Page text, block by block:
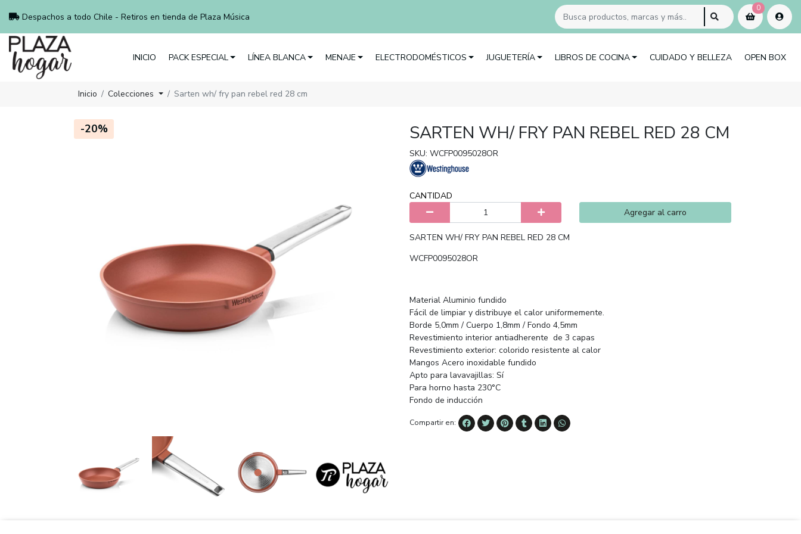
Despachos a todo Chile - Retiros en tienda de Plaza Música
0
INICIO PACK ESPECIAL LÍNEA BLANCA MENAJE ELECTRODOMÉSTICOS JUGUETERÍA LIBROS DE COCINA CUIDADO Y BELLEZA OPEN BOX
Inicio Colecciones Sarten wh/ fry pan rebel red 28 cm
-20% SARTEN WH/ FRY PAN REBEL RED 28 CM
SKU: WCFP0095028OR
CANTIDAD
Agregar al carro
SARTEN WH/ FRY PAN REBEL RED 28 CM
WCFP0095028OR
Material Aluminio fundido
Fácil de limpiar y distribuye el calor uniformemente.
Borde 5,0mm / Cuerpo 1,8mm / Fondo 4,5mm
Revestimiento interior antiadherente de 3 capas
Revestimiento exterior: colorido resistente al calor
Mangos Acero inoxidable fundido
Apto para lavavajillas: Sí
Para horno hasta 230°C
Fondo de inducción
Compartir en: